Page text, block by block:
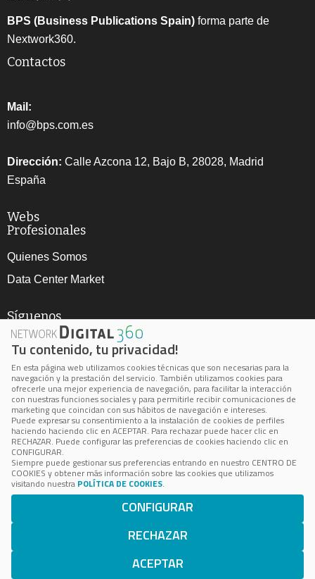
BPS (Business Publications Spain) forma parte de
Nextwork360.
Contactos
Mail:
info@bps.com.es
Dirección: Calle Azcona 12, Bajo B, 28028, Madrid
España
Webs
Profesionales
Quienes Somos
Data Center Market
Síguenos
Aviso Legal
Política de privacidad
Política de cookie
Cookie Center
BPS está inscrita en el Registro Mercantil de Madrid, Volumen
Número de Identificación Fiscal: B-85062503 © 2023 BPS
reservados.
Tu contenido, tu privacidad!
En esta página web utilizamos cookies técnicas que son necesarias para la
navegación y la prestación del servicio. También utilizamos cookies para
ofrecerle una mejor experiencia de navegación, para facilitar la interacción
con nuestras funciones sociales y para permitirle recibir comunicaciones de
marketing que coincidan con sus hábitos de navegación e intereses.
Puede expresar su consentimiento a la instalación de cookies de perfiles
haciendo haciendo clic en ACEPTAR. Para rechazar puede hacer clic en
RECHAZAR. Puede configurar las preferencias de cookies haciendo clic en
CONFIGURAR.
Siempre puede gestionar sus preferencias entrando en nuestro CENTRO DE
COOKIES y obtener más información sobre las cookies que utilizamos
visitando nuestra POLÍTICA DE COOKIES.
CONFIGURAR
RECHAZAR
ACEPTAR